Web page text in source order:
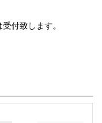
付致します。